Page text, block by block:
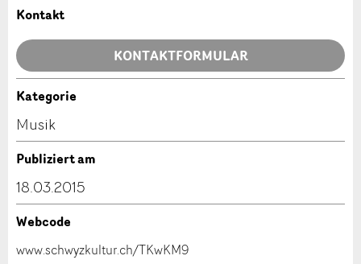
Ihr Feedback wird sehr geschätzt!
Allgemeines Feedback
Anzeige nicht mehr gültig
Anzeige unvollständig
Empfehlen Sie diese Anzeige an Freunde weiter.
* Eingabe erforderlich
Kontakt
KONTAKTFORMULAR
Kontakt
Verfassen Sie eine Nachricht für die Kontaktpersonen
Kategorie
Musik
Publiziert am
18.03.2015
Webcode
www.schwyzkultur.ch/TKwKM9